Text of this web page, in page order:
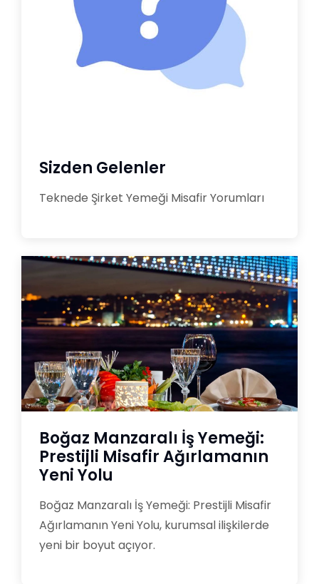
Sizden Gelenler
Teknede Şirket Yemeği Misafir Yorumları
Boğaz Manzaralı İş Yemeği:
Prestijli Misafir Ağırlamanın
Yeni Yolu
Boğaz Manzaralı İş Yemeği: Prestijli Misafir
Ağırlamanın Yeni Yolu, kurumsal ilişkilerde
yeni bir boyut açıyor.